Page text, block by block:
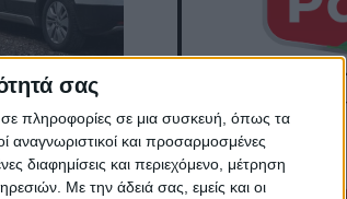
σας
πληροφορίες σε μια συσκευή, όπως τα
και προσαρμοσμένες
διαφημίσεις και περιεχόμενο, μέτρηση
Με την άδειά σας, εμείς και οι
χωρίς
θάλασσα